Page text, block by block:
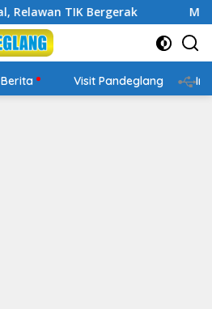
Bergerak Mengenal
Visit Pandeglang